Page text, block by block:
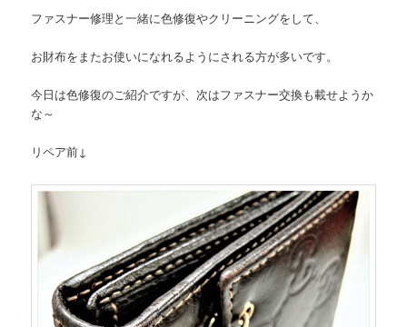
ファスナー修理と一緒に色修復やクリーニングをして、
お財布をまたお使いになれるようにされる方が多いです。
今日は色修復のご紹介ですが、次はファスナー交換も載せようか
な～
リペア前↓